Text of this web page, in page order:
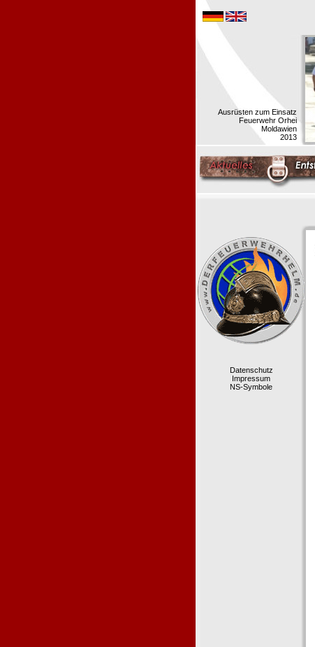
Ausrüsten zum Einsatz
Feuerwehr Orhei
Moldawien
2013
Datenschutz
Impressum
NS-Symbole